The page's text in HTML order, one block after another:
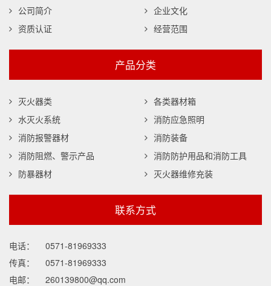
公司简介
企业文化
资质认证
经营范围
产品分类
灭火器类
各类器材箱
水灭火系统
消防应急照明
消防报警器材
消防装备
消防阻燃、警示产品
消防防护用品和消防工具
防暴器材
灭火器维修充装
联系方式
电话：
0571-81969333
传真：
0571-81969333
电邮：
260139800@qq.com